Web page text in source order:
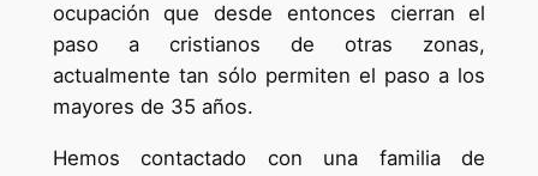
ocupación que desde entonces cierran el
paso a cristianos de otras zonas,
actualmente tan sólo permiten el paso a los
mayores de 35 años.
Hemos contactado con una familia de